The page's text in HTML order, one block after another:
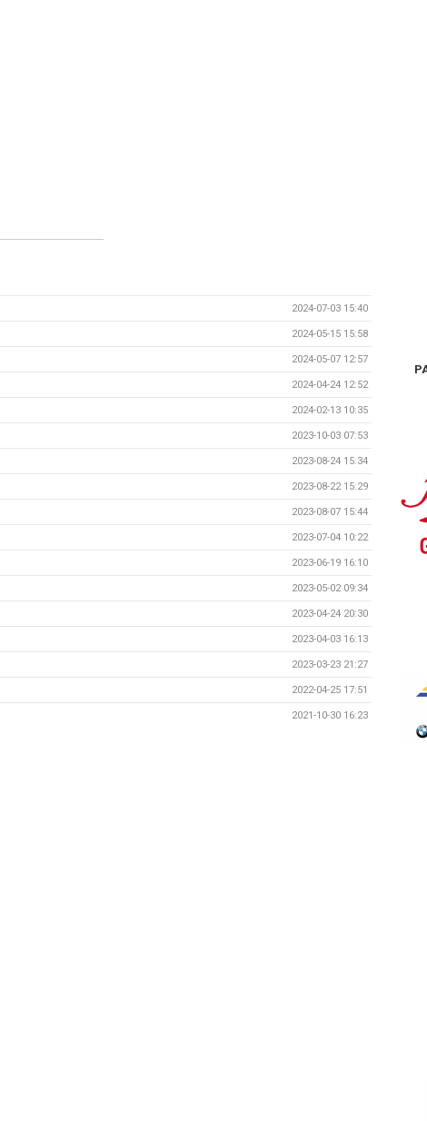
2024-07-03 15:40
2024-05-15 15:58
2024-05-07 12:57
2024-04-24 12:52
2024-02-13 10:35
2023-10-03 07:53
2023-08-24 15:34
2023-08-22 15:29
2023-08-07 15:44
2023-07-04 10:22
2023-06-19 16:10
2023-05-02 09:34
2023-04-24 20:30
2023-04-03 16:13
2023-03-23 21:27
2022-04-25 17:51
2021-10-30 16:23